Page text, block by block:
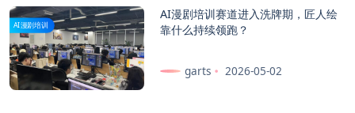
AI漫剧培训
AI漫剧培训赛道进入洗牌期，匠人绘
靠什么持续领跑？
garts 2026-05-02